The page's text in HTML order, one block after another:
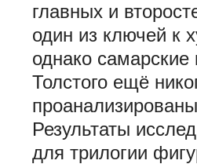
главных и
один из ключей к
однако
Толстого ещё
Результаты
для трилогии